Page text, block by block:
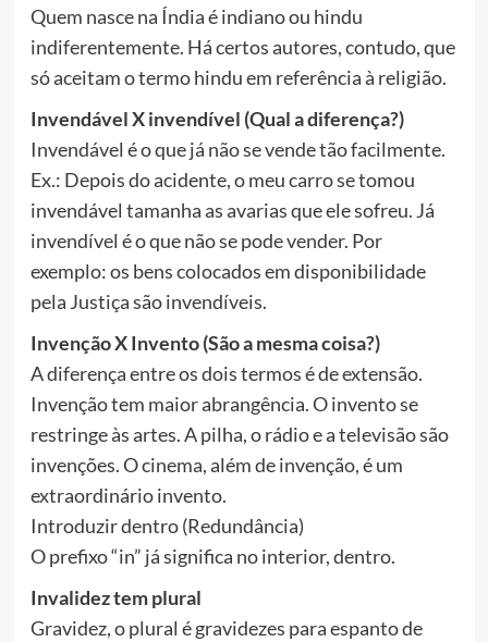
Quem nasce na Índia é indiano ou hindu
indiferentemente. Há certos autores, contudo, que
só aceitam o termo hindu em referência à religião.
Invendável X invendível (Qual a diferença?)
Invendável é o que já não se vende tão facilmente.
Ex.: Depois do acidente, o meu carro se tomou
invendável tamanha as avarias que ele sofreu. Já
invendível é o que não se pode vender. Por
exemplo: os bens colocados em disponibilidade
pela Justiça são invendíveis.
Invenção X Invento (São a mesma coisa?)
A diferença entre os dois termos é de extensão.
Invenção tem maior abrangência. O invento se
restringe às artes. A pilha, o rádio e a televisão são
invenções. O cinema, além de invenção, é um
extraordinário invento.
Introduzir dentro (Redundância)
O prefixo “in” já significa no interior, dentro.
Invalidez tem plural
Gravidez, o plural é gravidezes para espanto de